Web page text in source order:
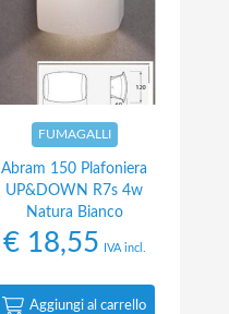
FUMAGALLI
Abram 150 Plafoniera
UP&DOWN R7s 4w
Natura Bianco
€18,55 IVA incl.
Aggiungi al carrello